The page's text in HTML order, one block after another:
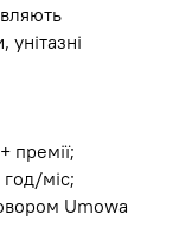
премії;
міс;
Umowa